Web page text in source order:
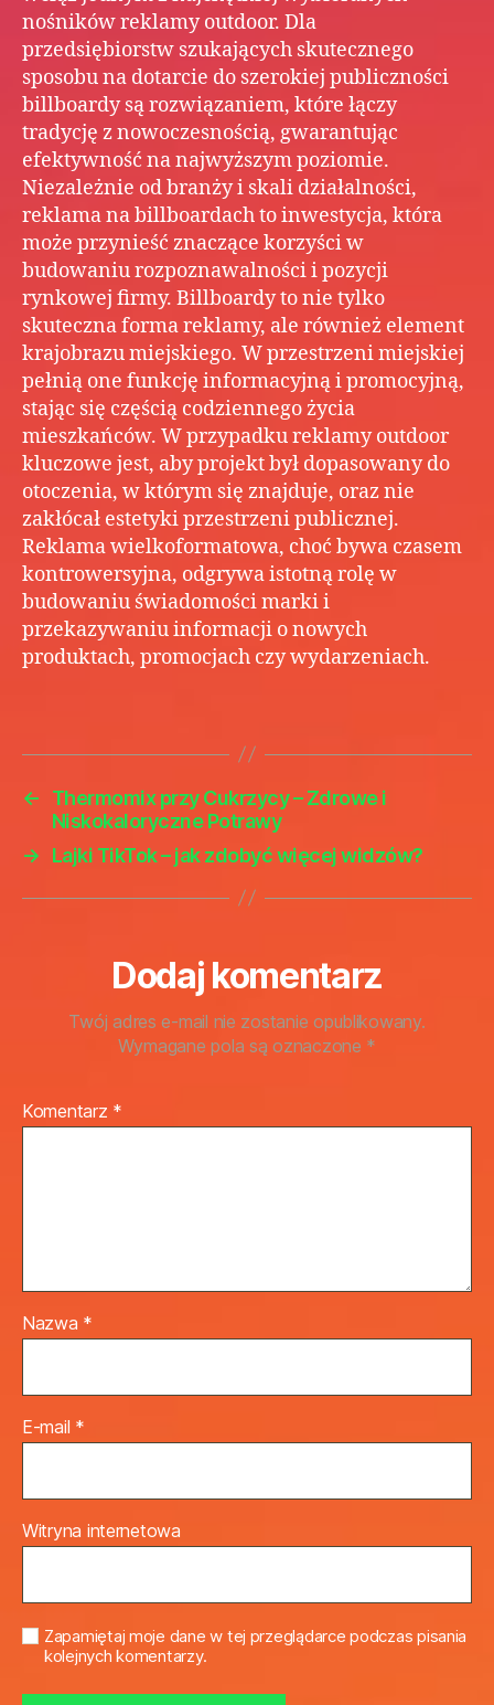
nośników reklamy outdoor. Dla
przedsiębiorstw szukających skutecznego
sposobu na dotarcie do szerokiej publiczności
billboardy są rozwiązaniem, które łączy
tradycję z nowoczesnością, gwarantując
efektywność na najwyższym poziomie.
Niezależnie od branży i skali działalności,
reklama na billboardach to inwestycja, która
może przynieść znaczące korzyści w
budowaniu rozpoznawalności i pozycji
rynkowej firmy. Billboardy to nie tylko
skuteczna forma reklamy, ale również element
krajobrazu miejskiego. W przestrzeni miejskiej
pełnią one funkcję informacyjną i promocyjną,
stając się częścią codziennego życia
mieszkańców. W przypadku reklamy outdoor
kluczowe jest, aby projekt był dopasowany do
otoczenia, w którym się znajduje, oraz nie
zakłócał estetyki przestrzeni publicznej.
Reklama wielkoformatowa, choć bywa czasem
kontrowersyjna, odgrywa istotną rolę w
budowaniu świadomości marki i
przekazywaniu informacji o nowych
produktach, promocjach czy wydarzeniach.
←
Thermomix przy Cukrzycy – Zdrowe i
Niskokaloryczne Potrawy
→
Lajki TikTok – jak zdobyć więcej widzów?
Dodaj komentarz
Twój adres e-mail nie zostanie opublikowany.
Wymagane pola są oznaczone *
Komentarz *
Nazwa *
E-mail *
Witryna internetowa
Zapamiętaj moje dane w tej przeglądarce podczas pisania
kolejnych komentarzy.